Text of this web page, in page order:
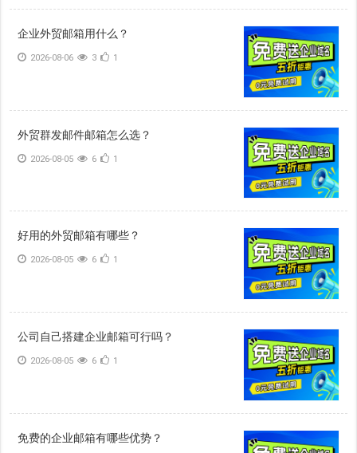
企业外贸邮箱用什么？
2026-08-06 3 1
外贸群发邮件邮箱怎么选？
2026-08-05 6 1
好用的外贸邮箱有哪些？
2026-08-05 6 1
公司自己搭建企业邮箱可行吗？
2026-08-05 6 1
免费的企业邮箱有哪些优势？